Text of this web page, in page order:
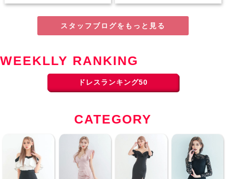
スタッフブログをもっと見る
WEEKLLY RANKING
ドレスランキング50
CATEGORY